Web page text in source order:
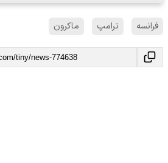
فرانسه ترامپ ماکرون